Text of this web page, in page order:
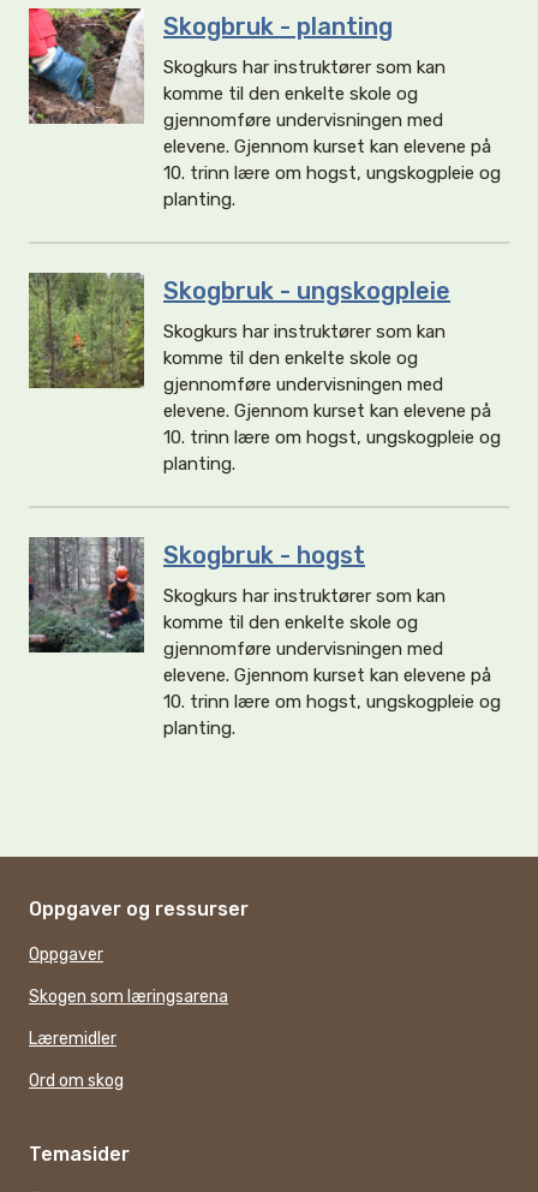
Skogbruk - planting
Skogkurs har instruktører som kan
komme til den enkelte skole og
gjennomføre undervisningen med
elevene. Gjennom kurset kan elevene på
10. trinn lære om hogst, ungskogpleie og
planting.
Skogbruk - ungskogpleie
Skogkurs har instruktører som kan
komme til den enkelte skole og
gjennomføre undervisningen med
elevene. Gjennom kurset kan elevene på
10. trinn lære om hogst, ungskogpleie og
planting.
Skogbruk - hogst
Skogkurs har instruktører som kan
komme til den enkelte skole og
gjennomføre undervisningen med
elevene. Gjennom kurset kan elevene på
10. trinn lære om hogst, ungskogpleie og
planting.
Oppgaver og ressurser
Oppgaver
Skogen som læringsarena
Læremidler
Ord om skog
Temasider